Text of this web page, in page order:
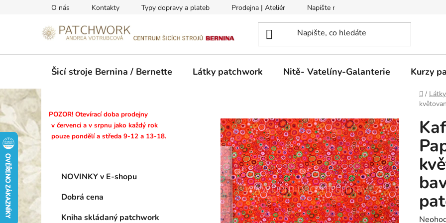
O nás Kontakty Typy dopravy a plateb Prodejna | Ateliér Napište nám
Šicí stroje Bernina / Bernette Látky patchwork Nitě- Vatelíny-Galanterie Kurzy
Domů
/
P
o
s
r
í
POZOR! Otevírací doba prodejny
v červenci a v srpnu jako každý rok
pouze pondělí a středa 9-12 a 13-18.
Přeskočit
kategorie
K
g
NOVINKY v E-shopu
Dobrá cena
Kniha skládaný patchwork